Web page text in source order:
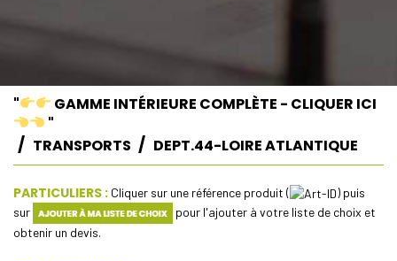
"
GAMME INTÉRIEURE COMPLÈTE - CLIQUER ICI
"
TRANSPORTS
DEPT.44-LOIRE ATLANTIQUE
PARTICULIERS : Cliquer sur une référence produit (
) puis
sur
pour l'ajouter à votre liste de choix et
obtenir un devis.